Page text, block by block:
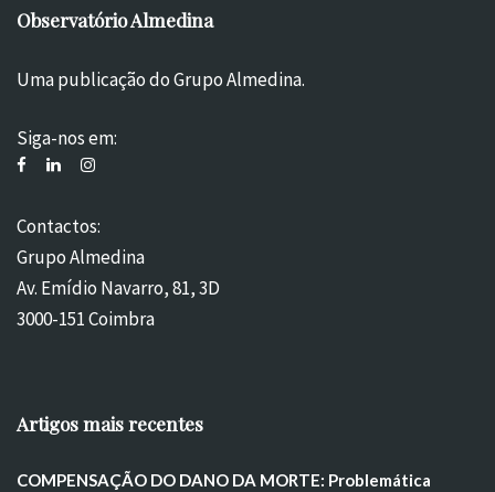
Observatório Almedina
Uma publicação do Grupo Almedina.
Siga-nos em:
Contactos:
Grupo Almedina
Av. Emídio Navarro, 81, 3D
3000-151 Coimbra
Artigos mais recentes
COMPENSAÇÃO DO DANO DA MORTE: Problemática